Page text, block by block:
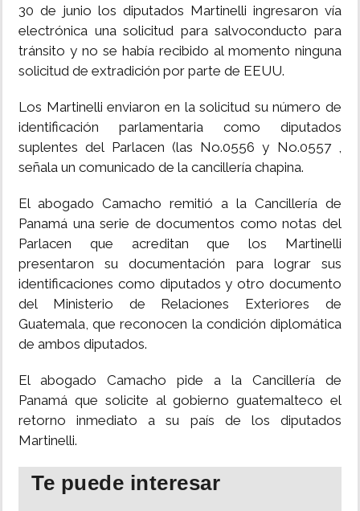
30 de junio los diputados Martinelli ingresaron vía
electrónica una solicitud para salvoconducto para
tránsito y no se había recibido al momento ninguna
solicitud de extradición por parte de EEUU.
Los Martinelli enviaron en la solicitud su número de
identificación parlamentaria como diputados
suplentes del Parlacen (las No.0556 y No.0557 ,
señala un comunicado de la cancillería chapina.
El abogado Camacho remitió a la Cancillería de
Panamá una serie de documentos como notas del
Parlacen que acreditan que los Martinelli
presentaron su documentación para lograr sus
identificaciones como diputados y otro documento
del Ministerio de Relaciones Exteriores de
Guatemala, que reconocen la condición diplomática
de ambos diputados.
El abogado Camacho pide a la Cancillería de
Panamá que solicite al gobierno guatemalteco el
retorno inmediato a su país de los diputados
Martinelli.
Te puede interesar